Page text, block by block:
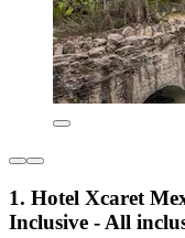
1. Hotel Xcaret
Inclusive - All